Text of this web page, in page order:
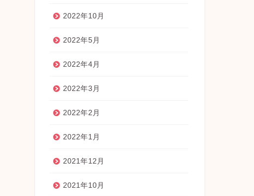
2022年10月
2022年5月
2022年4月
2022年3月
2022年2月
2022年1月
2021年12月
2021年10月